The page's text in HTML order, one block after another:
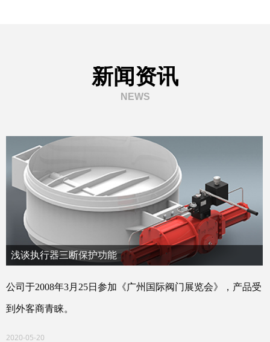
浅谈执行器三断保护功能
容易实现正、反作用设置，长行程，旁通阀在短期时可实现手动操
作，定位器不受气源压力变化，防震动，响应快，三断保护功能
等。那么，什么是阀门执行器的三断保护功能？
公司于2008年3月25日参加《广州国际阀门展览会》，产品受
到外客商青睐。
2020-05-20
新闻资讯
NEWS